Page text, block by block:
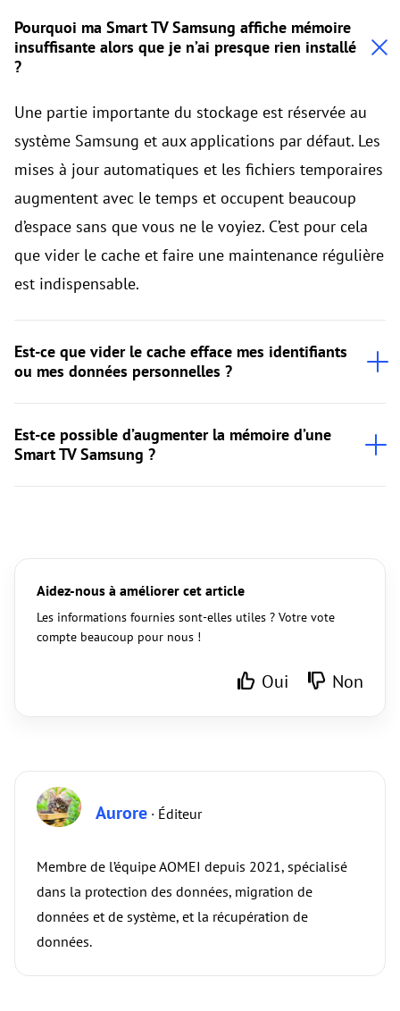
Pourquoi ma Smart TV Samsung affiche mémoire
insuffisante alors que je n’ai presque rien installé
?
Une partie importante du stockage est réservée au
système Samsung et aux applications par défaut. Les
mises à jour automatiques et les fichiers temporaires
augmentent avec le temps et occupent beaucoup
d’espace sans que vous ne le voyiez. C’est pour cela
que vider le cache et faire une maintenance régulière
est indispensable.
Est-ce que vider le cache efface mes identifiants
ou mes données personnelles ?
Est-ce possible d’augmenter la mémoire d’une
Smart TV Samsung ?
Aidez-nous à améliorer cet article
Les informations fournies sont-elles utiles ? Votre vote
compte beaucoup pour nous !
Oui Non
Aurore · Éditeur
Membre de l’équipe AOMEI depuis 2021, spécialisé
dans la protection des données, migration de
données et de système, et la récupération de
données.